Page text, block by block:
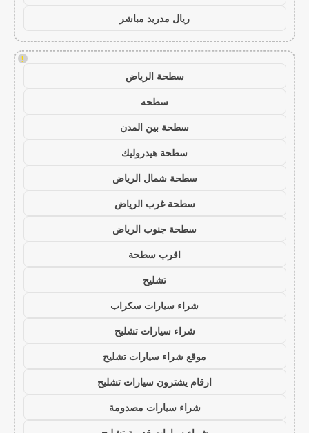
ريال مدريد مباشر
!
سطحة الرياض
سطحه
سطحة بين المدن
سطحة هيدروليك
سطحة شمال الرياض
سطحة غرب الرياض
سطحة جنوب الرياض
اقرب سطحة
تشليح
شراء سيارات سكراب
شراء سيارات تشليح
موقع شراء سيارات تشليح
ارقام يشترون سيارات تشليح
شراء سيارات مصدومة